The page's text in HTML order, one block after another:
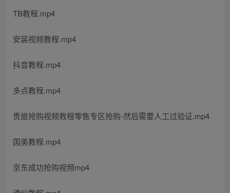
TB教程.mp4
安装视频教程.mp4
抖音教程.mp4
多点教程.mp4
贵旅抢购视频救程零售专区抢购-然后需要人工过验证.mp4
国美教程.mp4
京东成功抢购视频mp4